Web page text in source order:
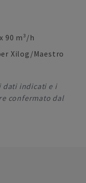
90 m³/h
Xilog/Maestro
dati indicati e i
confermato dal